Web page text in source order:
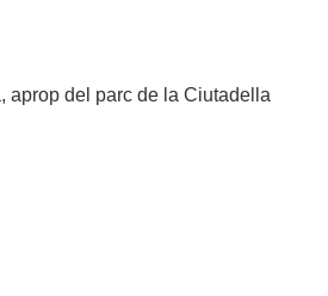
aprop del parc de la Ciutadella